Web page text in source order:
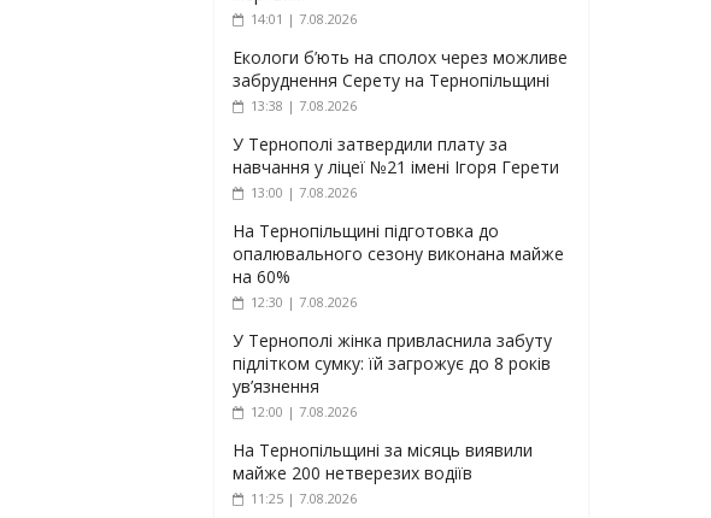
14:01 | 7.08.2026
Екологи б’ють на сполох через можливе
забруднення Серету на Тернопільщині
13:38 | 7.08.2026
У Тернополі затвердили плату за
навчання у ліцеї №21 імені Ігоря Герети
13:00 | 7.08.2026
На Тернопільщині підготовка до
опалювального сезону виконана майже
на 60%
12:30 | 7.08.2026
У Тернополі жінка привласнила забуту
підлітком сумку: їй загрожує до 8 років
ув’язнення
12:00 | 7.08.2026
На Тернопільщині за місяць виявили
майже 200 нетверезих водіїв
11:25 | 7.08.2026